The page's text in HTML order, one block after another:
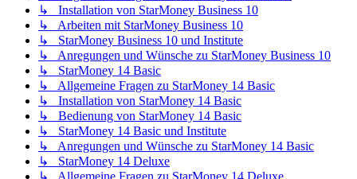
↳ Installation von StarMoney Business 10
↳ Arbeiten mit StarMoney Business 10
↳ StarMoney Business 10 und Institute
↳ Anregungen und Wünsche zu StarMoney Business 10
↳ StarMoney 14 Basic
↳ Allgemeine Fragen zu StarMoney 14 Basic
↳ Installation von StarMoney 14 Basic
↳ Bedienung von StarMoney 14 Basic
↳ StarMoney 14 Basic und Institute
↳ Anregungen und Wünsche zu StarMoney 14 Basic
↳ StarMoney 14 Deluxe